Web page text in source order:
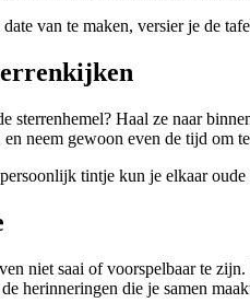
van te maken, versier je de
sterrenhemel? Haal ze naar
en neem gewoon even de tijd om
tintje kun je elkaar
niet saai of voorspelbaar te
herinneringen die je samen